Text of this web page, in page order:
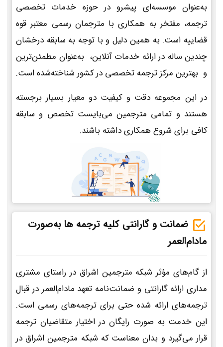
به‌عنوان موسسه‌ای پیشرو در حوزه خدمات تخصصی
ترجمه، مفتخر به همکاری با مترجمان رسمی معتبر قوه
قضاییه است. به همین دلیل و با توجه به سابقه درخشان
چندین ساله در ارائه خدمات آنلاین، به‌عنوان مطمئن‌ترین
و بهترین مرکز ترجمه تخصصی در کشور شناخته‌شده است.
در این مجموعه دقت و کیفیت دو معیار بسیار برجسته
هستند و تمامی مترجمین می‌بایست تخصص و سابقه
کافی برای شروع همکاری داشته باشند.
ضمانت و گارانتی کلیه ترجمه ها به‌صورت
مادام‌العمر
از گام‌های مؤثر شبکه مترجمین اشراق در راستای مشتری
مداری ارائه گارانتی و ضمانت‌نامه تعهد مادام‌العمر در قبال
ترجمه‌های ارائه شده حتی برای ترجمه‌های رسمی است.
این خدمت به صورت رایگان در اختیار متقاضیان ترجمه
قرار می‌گیرد و بدان معناست که شبکه مترجمین اشراق در